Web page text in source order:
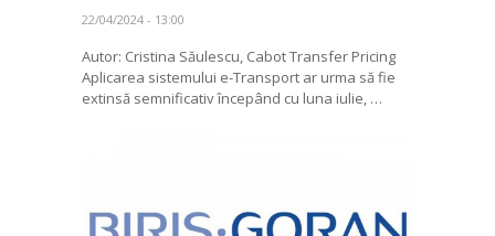
22/04/2024 - 13:00
Autor: Cristina Săulescu, Cabot Transfer Pricing
Aplicarea sistemului e-Transport ar urma să fie
extinsă semnificativ începând cu luna iulie, …